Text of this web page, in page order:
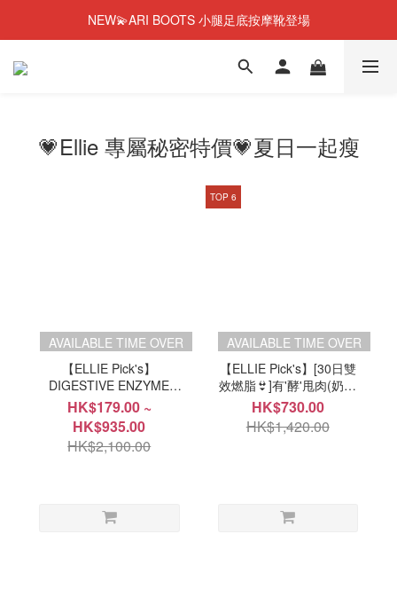
NEW💫ARI BOOTS 小腿足底按摩靴登場
NEW💫ARI BOOTS 小腿足底按摩靴登場
今個夏天零糖輕鬆瘦⭐限時58%OFF＋贈品
NEW💫ARI BOOTS 小腿足底按摩靴登場
💗Ellie 專屬秘密特價💗夏日一起瘦
AVAILABLE TIME OVER
【ELLIE Pick's】
DIGESTIVE ENZYME
Powder_Chocolate Flavor
HK$179.00 ~
HK$935.00
HK$2,100.00
TOP 6
AVAILABLE TIME OVER
【ELLIE Pick's】[30日雙
效燃脂👙]有'酵'甩肉(奶昔
+酵素)套裝
HK$730.00
HK$1,420.00